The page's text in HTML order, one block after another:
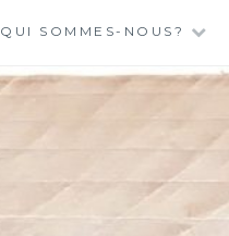
QUI SOMMES-NOUS?